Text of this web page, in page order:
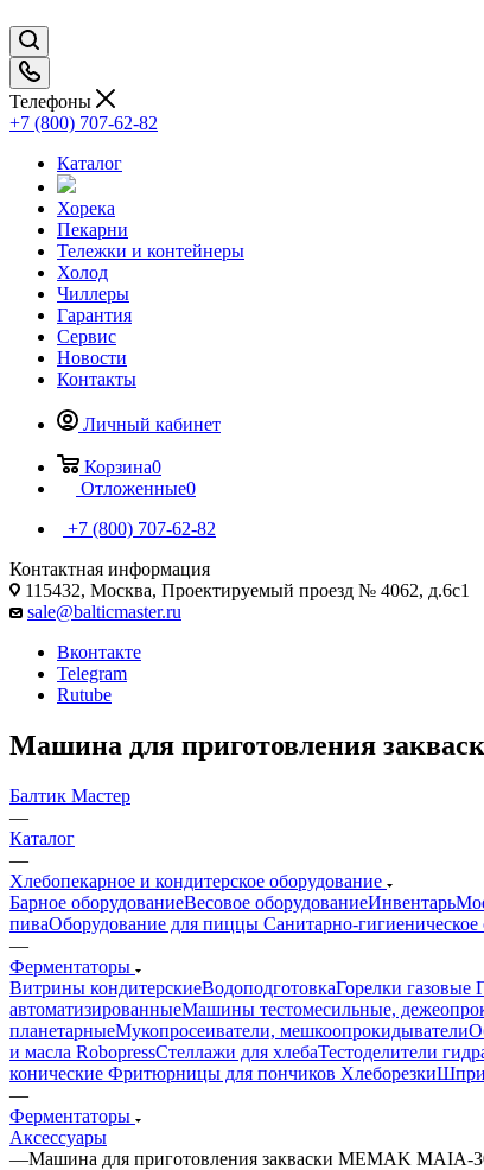
Телефоны
+7 (800) 707-62-82
Каталог
Хорека
Пекарни
Тележки и контейнеры
Холод
Чиллеры
Гарантия
Сервис
Новости
Контакты
Личный кабинет
Корзина0
Отложенные0
+7 (800) 707-62-82
Контактная информация
115432, Москва, Проектируемый проезд № 4062, д.6с1
sale@balticmaster.ru
Вконтакте
Telegram
Rutube
Машина для приготовления
Балтик Мастер
—
Каталог
—
Хлебопекарное и кондитерское оборудование
Барное оборудованиеВесовое оборудованиеИнвентарь
пиваОборудование для пиццы Санитарно-гигиеническое
—
Ферментаторы
Витрины кондитерскиеВодоподготовкаГорелки газовые
автоматизированныеМашины тестомесильные,
планетарныеМукопросеиватели, мешкоопрокидыватели
и масла RobopressСтеллажи для хлебаТестоделители
конические Фритюрницы для пончиков Хлеборезки
—
Ферментаторы
Аксессуары
—Машина для приготовления закваски MEMAK MAIA-